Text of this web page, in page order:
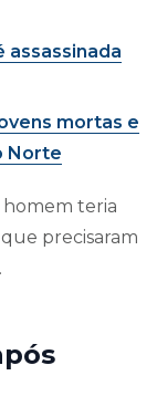
assassinada
mortas e
Norte
homem teria
precisaram